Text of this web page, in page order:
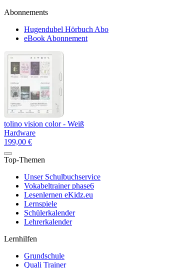
Abonnements
Hugendubel Hörbuch Abo
eBook Abonnement
tolino vision color - Weiß
Hardware
199,00 €
Top-Themen
Unser Schulbuchservice
Vokabeltrainer phase6
Lesenlernen eKidz.eu
Lernspiele
Schülerkalender
Lehrerkalender
Lernhilfen
Grundschule
Quali Trainer